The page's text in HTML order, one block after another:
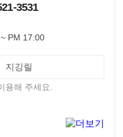
3531
PM 17:00
지깅릴
용해 주세요.